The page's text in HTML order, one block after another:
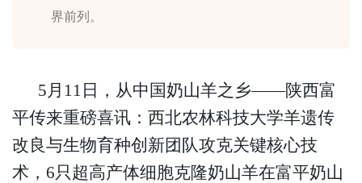
界前列。
5月11日，从中国奶山羊之乡——陕西富
平传来重磅喜讯： 西北农林科技大学羊遗传
改良与生物育种创新团队攻克关键核心技
术， 6只超高产体细胞克隆奶山羊在富平奶山